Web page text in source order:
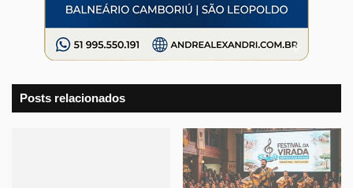
Posts relacionados